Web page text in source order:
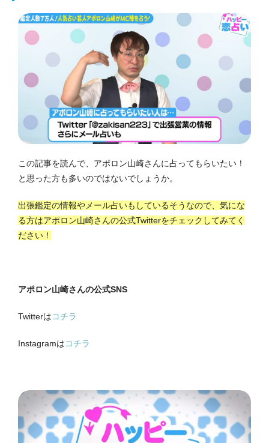
この記事を読んで、アポロン山崎さんに占ってもらいたい！
と思った方も多いのではないでしょうか。
出張鑑定の情報やメール占いもしているそうなので、気にな
る方はアポロン山崎さんの公式Twitterをチェックしてみてく
ださい！
アポロン山崎さんの公式SNS
Twitterはコチラ
Instagramはコチラ